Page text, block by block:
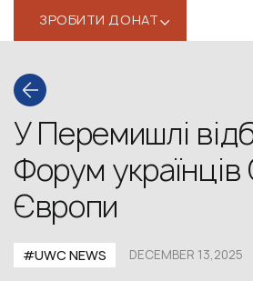
ЗРОБИТИ ДОНАТ‹
У Перемишлі
Форум українців
Європи
#UWС NEWS DECEMBER 13,2025